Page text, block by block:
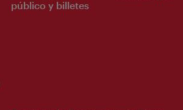
público y billetes